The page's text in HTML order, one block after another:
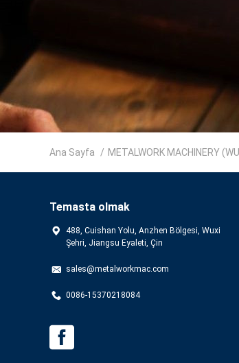
Ana Sayfa / METALWORK MACHINERY
Temasta olmak
488, Cuishan Yolu, Anzhen Bölgesi, Wuxi
Şehri, Jiangsu Eyaleti, Çin
sales@metalworkmac.com
0086-15370218084